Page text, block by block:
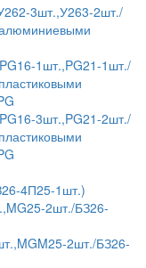
3шт.,У263-2шт./
1шт.,PG21-1шт./
3шт.,PG21-2шт./
4П25-1шт.)
2шт./БЗ26-
2шт./БЗ26-